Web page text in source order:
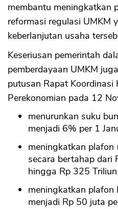
membantu meningkatkan
reformasi regulasi UMKM
keberlanjutan usaha
Keseriusan pemerintah
pemberdayaan UMKM
putusan Rapat Koordinasi
Perekonomian pada 12
menurunkan suku
menjadi 6% per 1
meningkatkan plafon
secara bertahap dari
hingga Rp 325
meningkatkan plafon
menjadi Rp 50 juta